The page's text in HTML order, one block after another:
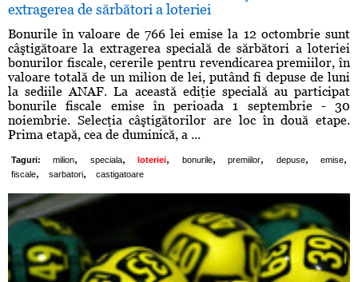
extragerea de sărbători a loteriei
Bonurile în valoare de 766 lei emise la 12 octombrie sunt
câştigătoare la extragerea specială de sărbători a loteriei
bonurilor fiscale, cererile pentru revendicarea premiilor, în
valoare totală de un milion de lei, putând fi depuse de luni
la sediile ANAF. La această ediţie specială au participat
bonurile fiscale emise în perioada 1 septembrie - 30
noiembrie. Selecţia câştigătorilor are loc în două etape.
Prima etapă, cea de duminică, a ...
Taguri: milion, speciala, loteriei, bonurile, premiilor, depuse, emise,
fiscale, sarbatori, castigatoare